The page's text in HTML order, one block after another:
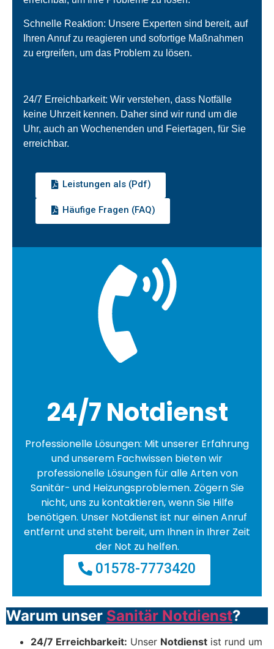
Schnelle Reaktion: Unsere Experten sind bereit, auf
Ihren Anruf zu reagieren und sofortige Maßnahmen
zu ergreifen, um das Problem zu lösen.
24/7 Erreichbarkeit: Wir verstehen, dass Notfälle
keine Uhrzeit kennen. Daher sind wir rund um die
Uhr, auch an Wochenenden und Feiertagen, für Sie
erreichbar.
Leistungen als (Pdf)
Häufige Fragen (FAQ)
24/7 Notdienst
Professionelle Lösungen: Mit unserer Erfahrung
und unserem Fachwissen bieten wir
professionelle Lösungen für alle Arten von
Sanitär- und Heizungsproblemen. Zögern Sie
nicht, uns zu kontaktieren, wenn Sie Hilfe
benötigen. Unser Notdienst ist nur einen Anruf
entfernt und steht bereit, um Ihnen in Ihrer Zeit
der Not zu helfen.
01578-7773420
Warum unser Sanitär Notdienst?
24/7 Erreichbarkeit: Unser Notdienst ist rund um